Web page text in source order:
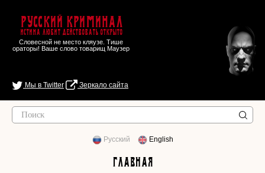
Русский Криминал
Истина любит действовать открыто
Словесной не место кляузе. Тише
ораторы! Ваше слово товарищ Маузер
Мы в Twitter Зеркало сайта
Русский English
Главная